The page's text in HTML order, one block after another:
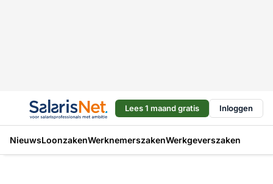
Lees 1 maand gratis Inloggen
NieuwsLoonzakenWerknemerszakenWerkgeverszaken